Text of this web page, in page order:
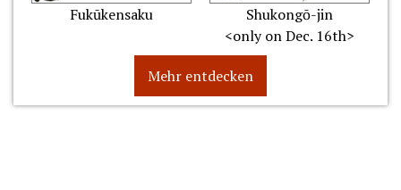
Fukūkensaku
Shukongō-jin
<only on Dec. 16th>
Mehr entdecken